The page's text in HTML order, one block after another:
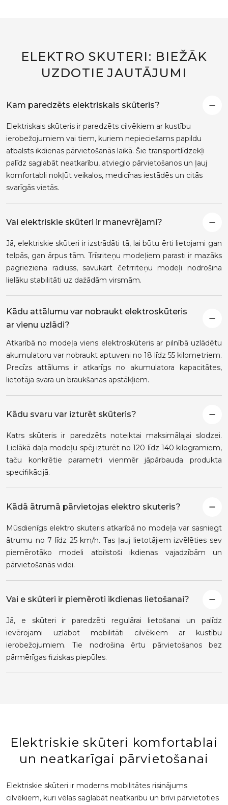
ELEKTRO SKUTERI: BIEŽĀK
UZDOTIE JAUTĀJUMI
Kam paredzēts elektriskais skūteris?
Elektriskais skūteris ir paredzēts cilvēkiem ar kustību
ierobežojumiem vai tiem, kuriem nepieciešams papildu
atbalsts ikdienas pārvietošanās laikā. Šie transportlīdzekļi
palīdz saglabāt neatkarību, atvieglo pārvietošanos un ļauj
komfortabli nokļūt veikalos, medicīnas iestādēs un citās
svarīgās vietās.
Vai elektriskie skūteri ir manevrējami?
Jā, elektriskie skūteri ir izstrādāti tā, lai būtu ērti lietojami gan
telpās, gan ārpus tām. Trīsriteņu modeļiem parasti ir mazāks
pagrieziena rādiuss, savukārt četrriteņu modeļi nodrošina
lielāku stabilitāti uz dažādām virsmām.
Kādu attālumu var nobraukt elektroskūteris
ar vienu uzlādi?
Atkarībā no modeļa viens elektroskūteris ar pilnībā uzlādētu
akumulatoru var nobraukt aptuveni no 18 līdz 55 kilometriem.
Precīzs attālums ir atkarīgs no akumulatora kapacitātes,
lietotāja svara un braukšanas apstākļiem.
Kādu svaru var izturēt skūteris?
Katrs skūteris ir paredzēts noteiktai maksimālajai slodzei.
Lielākā daļa modeļu spēj izturēt no 120 līdz 140 kilogramiem,
taču konkrētie parametri vienmēr jāpārbauda produkta
specifikācijā.
Kādā ātrumā pārvietojas elektro skuteris?
Mūsdienīgs elektro skuteris atkarībā no modeļa var sasniegt
ātrumu no 7 līdz 25 km/h. Tas ļauj lietotājiem izvēlēties sev
piemērotāko modeli atbilstoši ikdienas vajadzībām un
pārvietošanās videi.
Vai e skūteri ir piemēroti ikdienas lietošanai?
Jā, e skūteri ir paredzēti regulārai lietošanai un palīdz
ievērojami uzlabot mobilitāti cilvēkiem ar kustību
ierobežojumiem. Tie nodrošina ērtu pārvietošanos bez
pārmērīgas fiziskas piepūles.
Elektriskie skūteri komfortablai
un neatkarīgai pārvietošanai
Elektriskie skūteri ir moderns mobilitātes risinājums
cilvēkiem, kuri vēlas saglabāt neatkarību un brīvi pārvietoties